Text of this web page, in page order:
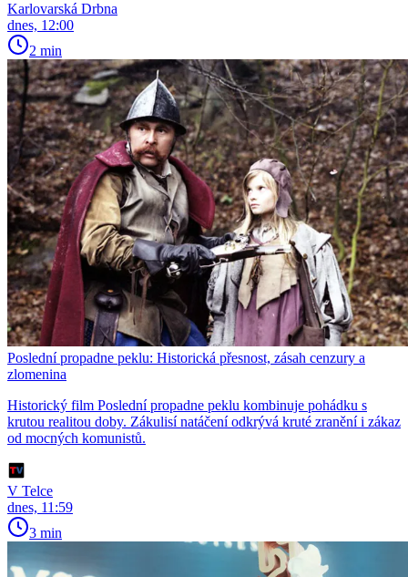
Karlovarská Drbna
dnes, 12:00
2 min
Poslední propadne peklu: Historická přesnost, zásah cenzury a
zlomenina
Historický film Poslední propadne peklu kombinuje pohádku s
krutou realitou doby. Zákulisí natáčení odkrývá kruté zranění i zákaz
od mocných komunistů.
V Telce
dnes, 11:59
3 min